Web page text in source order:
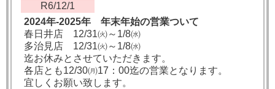
R6/12/1
2024年-2025年 年末年始の営業ついて
春日井店 12/31㈫～1/8㈬
多治見店 12/31㈫～1/8㈬
迄お休みとさせていただきます。
各店とも12/30㈪17：00迄の営業となります。
宜しくお願い致します。